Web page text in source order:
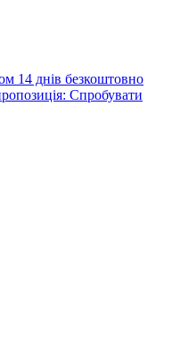
14 днів безкоштовно
Спробувати